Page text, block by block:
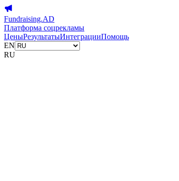
Fundraising.AD
Платформа соцрекламы
ЦеныРезультатыИнтеграцииПомощь
EN
RU